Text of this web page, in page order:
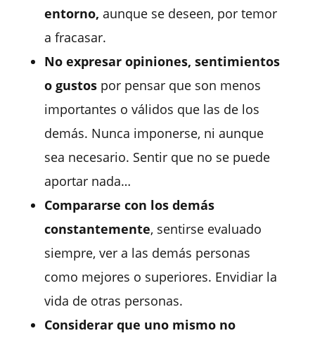
entorno, aunque se deseen, por temor
a fracasar.
No expresar opiniones, sentimientos
o gustospor pensar que son menos
importantes o válidos que las de los
demás. Nunca imponerse, ni aunque
sea necesario. Sentir que no se puede
aportar nada…
Compararse con los demás
constantemente, sentirse evaluado
siempre, ver a las demás personas
como mejores o superiores. Envidiar la
vida de otras personas.
Considerar que uno mismo no